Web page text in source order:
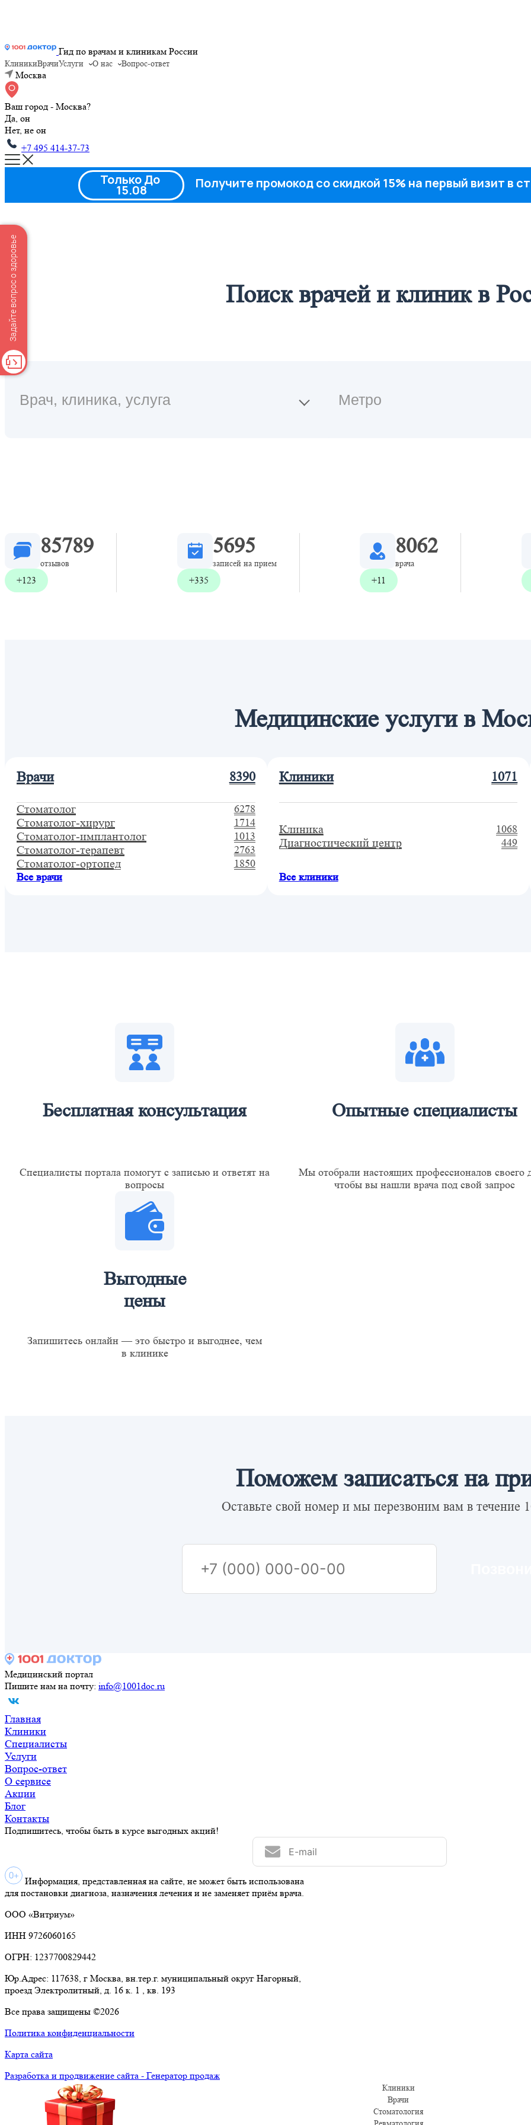
Гид по врачам и клиникам России
КлиникиВрачиУслуги О нас Вопрос-ответ
Москва
Ваш город - Москва?
Да, он
Нет, не он
+7 495 414-37-73
Поиск врачей и клиник в
85789
отзывов
+123
5695
записей на прием
+335
8062
врача
+11
Медицинские услуги в
Врачи 8390
Стоматолог 6278
Стоматолог-хирург 1714
Стоматолог-имплантолог 1013
Стоматолог-терапевт 2763
Стоматолог-ортопед
1850
Все врачи
Клиники 1071
Клиника 1068
Диагностический центр 449
Все клиники
Бесплатная консультация
Специалисты портала помогут с записью и ответят на
вопросы
Опытные специалисты
Мы отобрали настоящих профессионалов своего
чтобы вы нашли врача под свой запрос
Выгодные
цены
Запишитесь онлайн — это быстро и выгоднее, чем
в клинике
Поможем записаться на
Оставьте свой номер и мы перезвоним вам в течение
Медицинский портал
Пишите нам на почту: info@1001doc.ru
Главная
Клиники
Специалисты
Услуги
Вопрос-ответ
О сервисе
Акции
Блог
Контакты
Подпишитесь, чтобы быть в курсе выгодных акций!
Информация, представленная на сайте, не может быть использована
для постановки диагноза, назначения лечения и не заменяет приём врача.
ООО «Витриум»
ИНН 9726060165
ОГРН: 1237700829442
Юр.Адрес: 117638, г Москва, вн.тер.г. муниципальный округ Нагорный,
проезд Электролитный, д. 16 к. 1 , кв. 193
Все права защищены ©2026
Политика конфиденциальности
Карта сайта
Разработка и продвижение сайта - Генератор продаж
Клиники
Врачи
Стоматология
Только До
15.08 Получите промокод со скидкой 15% на первый визит в
Задайте вопрос о здоровье